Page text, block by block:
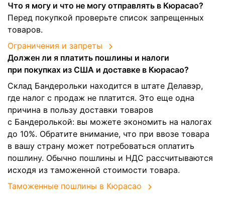
Что я могу и что не могу отправлять в Кюрасао?
Перед покупкой проверьте список запрещенных
товаров.
Ограничения и запреты
Должен ли я платить пошлины и налоги
при покупках из США и доставке в Кюрасао?
Склад Бандерольки находится в штате Делавэр,
где налог с продаж не платится. Это еще одна
причина в пользу доставки товаров
с Бандеролькой: вы можете экономить на налогах
до 10%. Обратите внимание, что при ввозе товара
в вашу страну может потребоваться оплатить
пошлину. Обычно пошлины и НДС рассчитываются
исходя из таможенной стоимости товара.
Таможенные пошлины в Кюрасао